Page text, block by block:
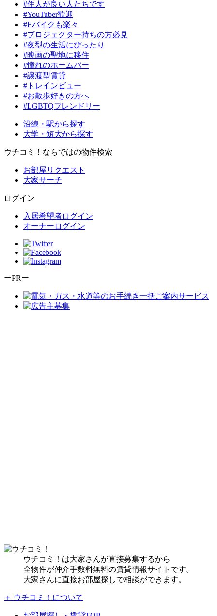
#住人が良い人たちです
#YouTuber歓迎
#Eバイクも楽々
#プロジェクター持ちの方必見
#夜型の生活にぴったり
#映画の聖地に移住
#憧れのホームバー
#譲渡型賃貸
#トレインビュー
#お散歩好きの方へ
#LGBTQフレンドリー
沿線・駅から探す
大学・短大から探す
ウチコミ！ならではの物件検索
お部屋リクエスト
大家サーチ
ログイン
入居希望者ログイン
オーナーログイン
ーPRー
ウチコミ！は大家さんが直接募集するから
全物件が仲介手数料無料の賃貸情報サイトです。
大家さんに直接お部屋探しで相談ができます。
＋ ウチコミ！について